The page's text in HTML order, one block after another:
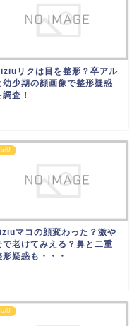
リクは目を整形？卒アル
幼少期の顔画像で整形疑惑
調査！
マコの顔変わった？激や
で老けてみえる？鼻と二重
形疑惑も・・・